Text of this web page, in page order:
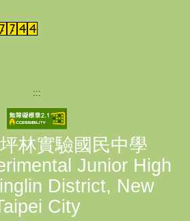
:::
林實驗國民中學
Junior High
District, New
City